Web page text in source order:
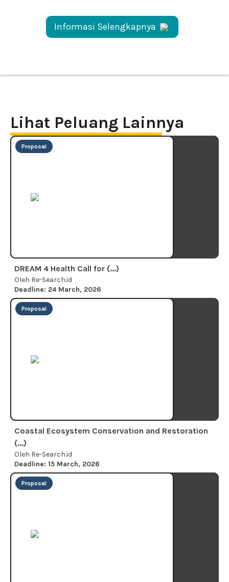
Informasi Selengkapnya
Lihat Peluang Lainnya
Proposal
DREAM 4 Health Call for (...)
Oleh Re-Search.id
Deadline: 24 March, 2026
Proposal
Coastal Ecosystem Conservation and Restoration
(...)
Oleh Re-Search.id
Deadline: 15 March, 2026
Proposal